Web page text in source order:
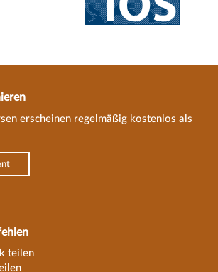
erscheinen regelmäßig kostenlos als
teilen